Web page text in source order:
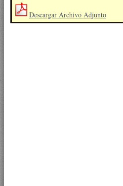
Descargar Archivo Adjunto